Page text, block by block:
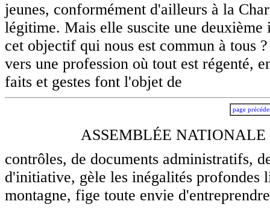
jeunes, conformément d'ailleurs à la
légitime. Mais elle suscite une
cet objectif qui nous est commun à tous
vers une profession où tout est régenté,
faits et gestes font l'objet de
page
ASSEMBLÉE NATIONALE
contrôles, de documents administratifs,
d'initiative, gèle les inégalités profondes
montagne, fige toute envie